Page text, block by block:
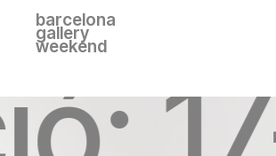
barcelona
gallery
weekend